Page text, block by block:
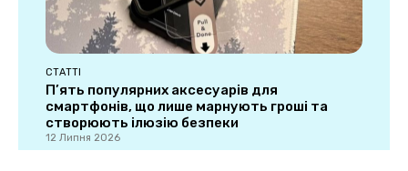
СТАТТІ
П’ять популярних аксесуарів для
смартфонів, що лише марнують гроші та
створюють ілюзію безпеки
12 Липня 2026